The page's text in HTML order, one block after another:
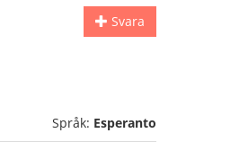
Svara
Språk: Esperanto